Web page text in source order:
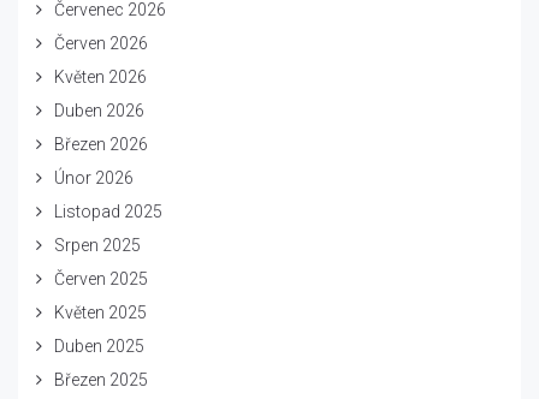
Červenec 2026
Červen 2026
Květen 2026
Duben 2026
Březen 2026
Únor 2026
Listopad 2025
Srpen 2025
Červen 2025
Květen 2025
Duben 2025
Březen 2025